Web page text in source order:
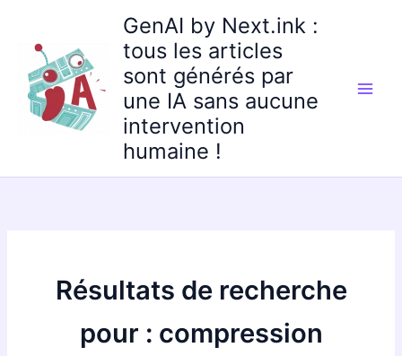
contenu
GenAI by Next.ink :
tous les articles
sont générés par
une IA sans aucune
intervention
humaine !
Résultats de recherche
pour : compression